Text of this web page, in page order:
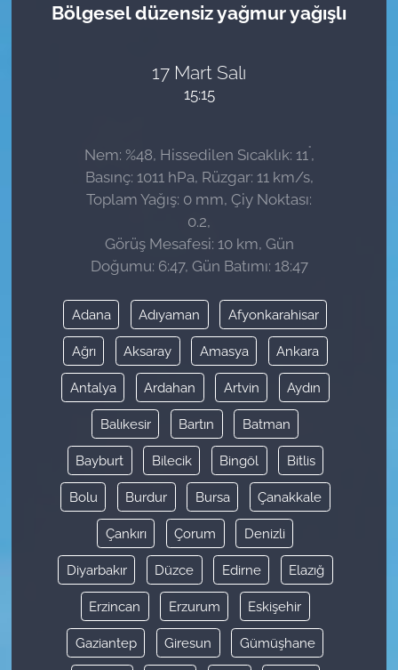
Bölgesel düzensiz yağmur yağışlı
17 Mart Salı
15:15
Nem: %48, Hissedilen Sıcaklık: 11 °,
Basınç: 1011 hPa, Rüzgar: 11 km/s,
Toplam Yağış: 0 mm, Çiy Noktası:
0.2,
Görüş Mesafesi: 10 km, Gün
Doğumu: 6:47, Gün Batımı: 18:47
Adana Adıyaman Afyonkarahisar
Ağrı Aksaray Amasya Ankara
Antalya Ardahan Artvin Aydın
Balıkesir Bartın Batman
Bayburt Bilecik Bingöl Bitlis
Bolu Burdur Bursa Çanakkale
Çankırı Çorum Denizli
Diyarbakır Düzce Edirne Elazığ
Erzincan Erzurum Eskişehir
Gaziantep Giresun Gümüşhane